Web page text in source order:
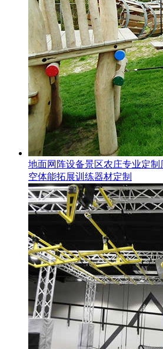
地面网阵设备景区农庄专业定
空体能拓展训练器材定制